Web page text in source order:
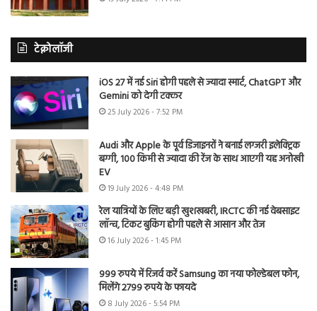
टेक्नोलॉजी
iOS 27 में नई Siri होगी पहले से ज्यादा स्मार्ट, ChatGPT और
Gemini को देगी टक्कर
25 July 2026 - 7:52 PM
Audi और Apple के पूर्व डिजाइनरों ने बनाई लग्जरी इलेक्ट्रिक
बग्गी, 100 किमी से ज्यादा की रेंज के साथ आएगी यह अनोखी
EV
19 July 2026 - 4:48 PM
रेल यात्रियों के लिए बड़ी खुशखबरी, IRCTC की नई वेबसाइट
लॉन्च, टिकट बुकिंग होगी पहले से आसान और तेज
16 July 2026 - 1:45 PM
999 रुपये में रिजर्व करें Samsung का नया फोल्डेबल फोन,
मिलेंगे 2799 रुपये के फायदे
8 July 2026 - 5:54 PM